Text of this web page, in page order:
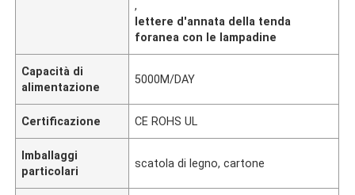
,
lettere d'annata della tenda
foranea con le lampadine
Capacità di
alimentazione
5000M/DAY
Certificazione CE ROHS UL
Imballaggi
particolari
scatola di legno, cartone